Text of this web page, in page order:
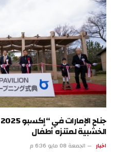
الخشبية لمتنزه أطفال
اخبار الجمعة 08 مايو 6:36 م